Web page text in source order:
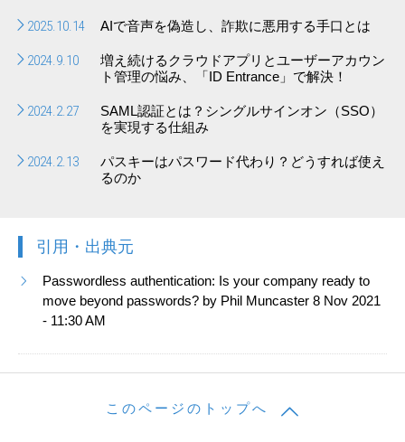
2025.10.14 AIで音声を偽造し、詐欺に悪用する手口とは
2024.9.10
増え続けるクラウドアプリとユーザーアカウン
ト管理の悩み、「ID Entrance」で解決！
2024.2.27
SAML認証とは？シングルサインオン（SSO）
を実現する仕組み
2024.2.13
パスキーはパスワード代わり？どうすれば使え
るのか
引用・出典元
Passwordless authentication: Is your company ready to
move beyond passwords? by Phil Muncaster 8 Nov 2021
- 11:30 AM
このページのトップへ